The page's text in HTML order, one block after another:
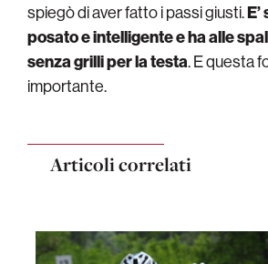
spiegò di aver fatto i passi giusti.
posato e intelligente e ha alle
senza grilli per la testa. E questa
importante.
Articoli correlati